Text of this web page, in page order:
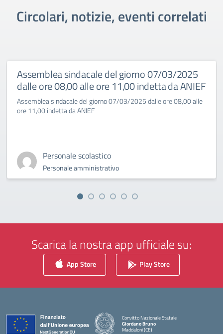
Circolari, notizie, eventi correlati
Assemblea sindacale del giorno 07/03/2025
dalle ore 08,00 alle ore 11,00 indetta da ANIEF
Assemblea sindacale del giorno 07/03/2025 dalle ore 08,00 alle
ore 11,00 indetta da ANIEF
Personale scolastico
Personale amministrativo
Scarica la nostra app ufficiale su:
App Store Play Store
Convitto Nazionale Statale
Giordano Bruno
Maddaloni (CE)